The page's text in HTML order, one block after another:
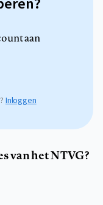
aan
Inloggen
van het NTVG?